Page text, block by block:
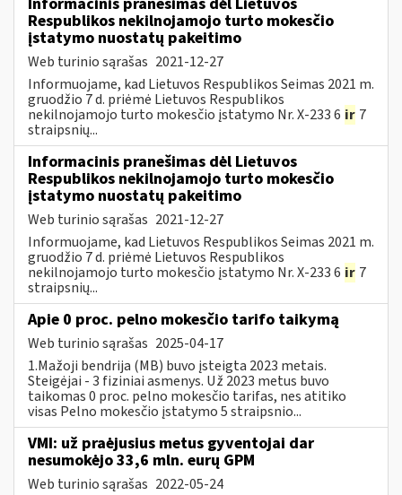
Respublikos nekilnojamojo turto mokesčio
įstatymo nuostatų pakeitimo
Web turinio sąrašas 2021-12-27
Informuojame, kad Lietuvos Respublikos Seimas 2021 m.
gruodžio 7 d. priėmė Lietuvos Respublikos
nekilnojamojo turto mokesčio įstatymo Nr. X-233 6 ir 7
straipsnių...
Informacinis pranešimas dėl Lietuvos
Respublikos nekilnojamojo turto mokesčio
įstatymo nuostatų pakeitimo
Web turinio sąrašas 2021-12-27
Informuojame, kad Lietuvos Respublikos Seimas 2021 m.
gruodžio 7 d. priėmė Lietuvos Respublikos
nekilnojamojo turto mokesčio įstatymo Nr. X-233 6 ir 7
straipsnių...
Apie 0 proc. pelno mokesčio tarifo taikymą
Web turinio sąrašas 2025-04-17
1.Mažoji bendrija (MB) buvo įsteigta 2023 metais.
Steigėjai - 3 fiziniai asmenys. Už 2023 metus buvo
taikomas 0 proc. pelno mokesčio tarifas, nes atitiko
visas Pelno mokesčio įstatymo 5 straipsnio...
VMI: už praėjusius metus gyventojai dar
nesumokėjo 33,6 mln. eurų GPM
Web turinio sąrašas 2022-05-24